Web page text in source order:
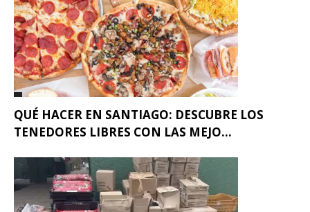
QUÉ HACER EN SANTIAGO: DESCUBRE LOS
TENEDORES LIBRES CON LAS MEJO...